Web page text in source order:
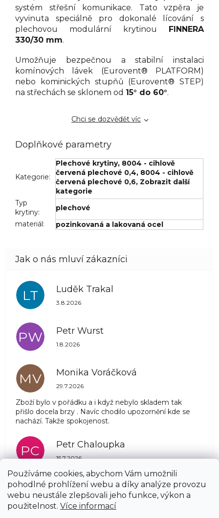
Používáme cookies, abychom Vám umožnili
pohodlné prohlížení webu a díky analýze provozu
webu neustále zlepšovali jeho funkce, výkon a
použitelnost. Více informací
systém střešní komunikace. Tato vzpěra je
vyvinuta speciálně pro dokonalé lícování s
plechovou modulární krytinou
FINNERA
330/30 mm.
Umožňuje bezpečnou a stabilní instalaci
komínových lávek (Eurovent® PLATFORM)
nebo kominických stupňů (Eurovent® STEP)
na střechách se sklonem od 15° do 60°.
Chci se dozvědět víc
Doplňkové parametry
Kategorie:
Plechové krytiny, 8004 - cihlově
červená plechové 0,4, 8004 - cihlově
červená plechové 0,6, Zobrazit další
kategorie
Typ
krytiny:
plechové
materiál: pozinkovaná a lakovaná ocel
LT Luděk Trakal
Hodnocení obchodu je 5 z 5 hvězdiček.
3.8.2026
PW Petr Wurst
Hodnocení obchodu je 5 z 5 hvězdiček.
1.8.2026
MV Monika Voráčková
Hodnocení obchodu je 5 z 5 hvězdiček.
29.7.2026
Zboží bylo v pořádku a i když nebylo skladem tak
přišlo docela brzy . Navíc chodilo upozornění kde se
nachází. Takže spokojenost.
PC Petr Chaloupka
Hodnocení obchodu je 5 z 5 hvězdiček.
15.7.2026
Zobrazit další hodnocení